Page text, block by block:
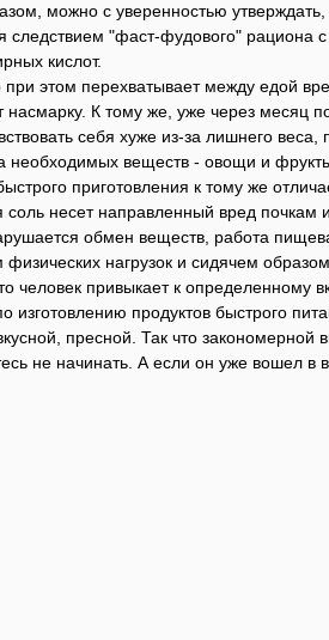
можно с уверенностью утверждать,
"фаст-фудового" рациона с
кислот.
этом перехватывает между едой
К тому же, уже через месяц
себя хуже из-за лишнего веса,
необходимых веществ - овощи и
приготовления к тому же
несет направленный вред почкам
обмен веществ, работа
нагрузок и сидячем
человек привыкает к определенному
изготовлению продуктов быстрого
пресной. Так что закономерной
не начинать. А если он уже вошел в